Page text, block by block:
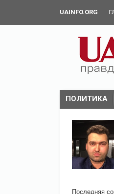
UAINFO.ORG
ПОЛИТИКА
Последняя